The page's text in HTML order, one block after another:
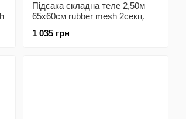
Пiдсака складна теле 2,50м
65х60см rubber mesh 2секц.
1 035 грн